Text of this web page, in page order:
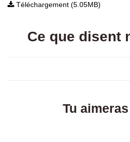
Téléchargement (5.05MB)
Ce que disent
Tu